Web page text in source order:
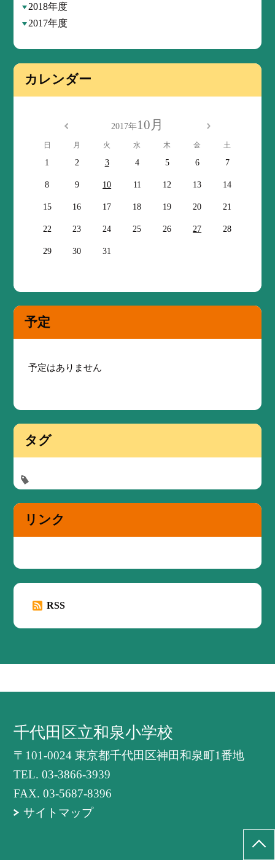
2018年度
2017年度
カレンダー
2017年10月
日 月 火 水 木 金 土
1 2 3 4 5 6 7
8 9 10 11 12 13 14
15 16 17 18 19 20 21
22 23 24 25 26 27 28
29 30 31
予定
予定はありません
タグ
リンク
RSS
千代田区立和泉小学校
〒101-0024 東京都千代田区神田和泉町1番地
TEL.03-3866-3939
FAX. 03-5687-8396
サイトマップ